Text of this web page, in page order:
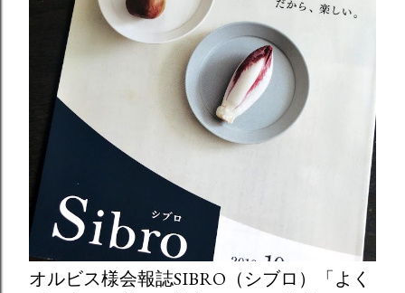
オルビス様会報誌SIBRO（シブロ）「よく